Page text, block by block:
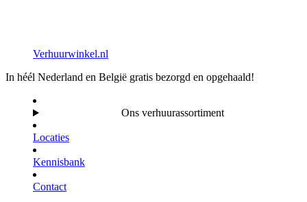
Verhuurwinkel.nl
In héél Nederland en België gratis bezorgd en opgehaald!
Ons verhuurassortiment
Locaties
Kennisbank
Contact